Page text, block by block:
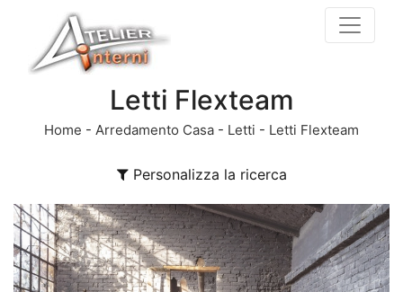
Letti Flexteam
Home - Arredamento Casa - Letti - Letti Flexteam
Personalizza la ricerca